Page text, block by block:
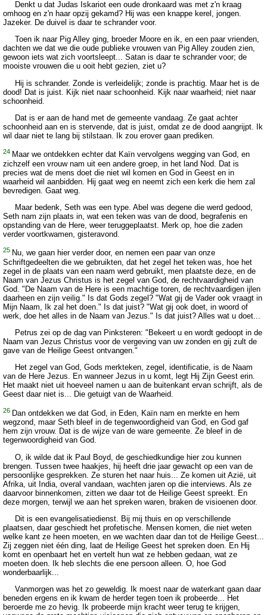
Denkt u dat Judas Iskariot een oude dronkaard was met z'n kraag
omhoog en z'n haar opzij gekamd? Hij was een knappe kerel, jongen.
Jazeker. De duivel is daar te schrander voor.
Toen ik naar Pig Alley ging, broeder Moore en ik, en een paar vrienden,
dachten we dat we die oude publieke vrouwen van Pig Alley zouden zien,
gewoon iets wat zich voortsleept... Satan is daar te schrander voor; de
mooiste vrouwen die u ooit hebt gezien, ziet u?
Hij is schrander. Zonde is verleidelijk; zonde is prachtig. Maar het is de
dood! Dat is juist. Kijk niet naar schoonheid. Kijk naar waarheid; niet naar
schoonheid.
Dat is er aan de hand met de gemeente vandaag. Ze gaat achter
schoonheid aan en is stervende, dat is juist, omdat ze de dood aangrijpt. Ik
wil daar niet te lang bij stilstaan. Ik zou erover gaan prediken.
24 Maar we ontdekken echter dat Kaïn vervolgens wegging van God, en
zichzelf een vrouw nam uit een andere groep, in het land Nod. Dat is
precies wat de mens doet die niet wil komen en God in Geest en in
waarheid wil aanbidden. Hij gaat weg en neemt zich een kerk die hem zal
bevredigen. Gaat weg.
Maar bedenk, Seth was een type. Abel was degene die werd gedood,
Seth nam zijn plaats in, wat een teken was van de dood, begrafenis en
opstanding van de Here, weer teruggeplaatst. Merk op, hoe die zaden
verder voortkwamen, gisteravond.
25 Nu, we gaan hier verder door, en nemen een paar van onze
Schriftgedeelten die we gebruikten, dat het zegel het teken was, hoe het
zegel in de plaats van een naam werd gebruikt, men plaatste deze, en de
Naam van Jezus Christus is het zegel van God, de rechtvaardigheid van
God. "De Naam van de Here is een machtige toren, de rechtvaardigen ijlen
daarheen en zijn veilig." Is dat Gods zegel? "Wat gij de Vader ook vraagt in
Mijn Naam, Ik zal het doen." Is dat juist? "Wat gij ook doet, in woord of
werk, doe het alles in de Naam van Jezus." Is dat juist? Alles wat u doet...
Petrus zei op de dag van Pinksteren: "Bekeert u en wordt gedoopt in de
Naam van Jezus Christus voor de vergeving van uw zonden en gij zult de
gave van de Heilige Geest ontvangen."
Het zegel van God, Gods merkteken, zegel, identificatie, is de Naam
van de Here Jezus. En wanneer Jezus in u komt, legt Hij Zijn Geest erin.
Het maakt niet uit hoeveel namen u aan de buitenkant ervan schrijft, als de
Geest daar niet is... Die getuigt van de Waarheid.
26 Dan ontdekken we dat God, in Eden, Kaïn nam en merkte en hem
wegzond, maar Seth bleef in de tegenwoordigheid van God, en God gaf
hem zijn vrouw. Dat is de wijze van de ware gemeente. Ze bleef in de
tegenwoordigheid van God.
O, ik wilde dat ik Paul Boyd, de geschiedkundige hier zou kunnen
brengen. Tussen twee haakjes, hij heeft drie jaar gewacht op een van de
persoonlijke gesprekken. Ze sturen het naar huis... Ze komen uit Azië, uit
Afrika, uit India, overal vandaan, wachten jaren op die interviews. Als ze
daarvoor binnenkomen, zitten we daar tot de Heilige Geest spreekt. En
deze morgen, terwijl we aan het spreken waren, braken de visioenen door.
Dit is een evangelisatiedienst. Bij mij thuis en op verschillende
plaatsen, daar geschiedt het profetische. Mensen komen, die niet weten
welke kant ze heen moeten, en we wachten daar dan tot de Heilige Geest...
Zij zeggen niet één ding, laat de Heilige Geest het spreken doen. En Hij
komt en openbaart het en vertelt hun wat ze hebben gedaan, wat ze
moeten doen. Ik heb slechts die ene persoon alleen. O, hoe God
wonderbaarlijk...
Vanmorgen was het zo geweldig. Ik moest naar de waterkant gaan daar
beneden ergens en ik kwam de herder tegen toen ik probeerde... Het
beroerde me zo hevig. Ik probeerde mijn kracht weer terug te krijgen,